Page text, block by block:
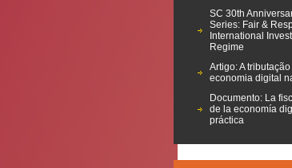
SC 30th
Series: Fair &
International
Regime
Artigo: A
economia digital
Documento: La
de la economía
práctica